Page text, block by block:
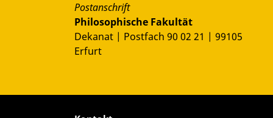
Postanschrift
Philosophische Fakultät
Dekanat | Postfach 90 02 21 | 99105
Erfurt